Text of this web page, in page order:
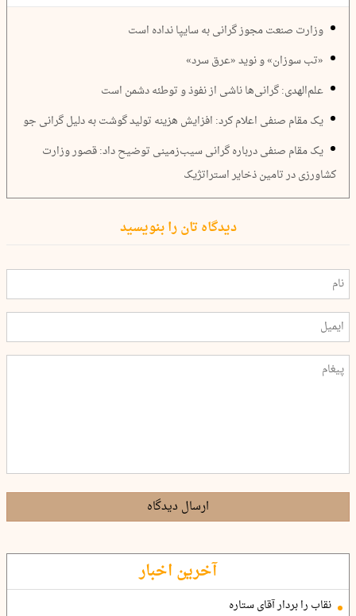
وزارت صنعت مجوز گرانی به سایپا نداده است
«تب سوزان» و نوید «عرق سرد»
علم‌الهدی: گرانی‌ها ناشی از نفوذ و توطئه دشمن است
یک مقام صنفی اعلام کرد: افزایش هزینه تولید گوشت به دلیل گرانی جو ‌
یک مقام صنفی درباره گرانی سیب‌زمینی توضیح داد: قصور وزارت
کشاورزی در تامین ذخایر استراتژیک
دیدگاه تان را بنویسید
ارسال دیدگاه
آخرین اخبار
نقاب را بردار آقای ستاره